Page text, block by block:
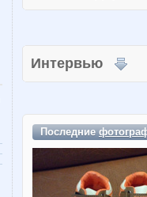
Интервью
Последние